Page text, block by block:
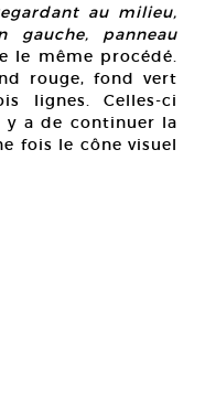
au milieu,
gauche, panneau
le même procédé.
rouge, fond vert
lignes. Celles-ci
y a de continuer la
fois le cône visuel